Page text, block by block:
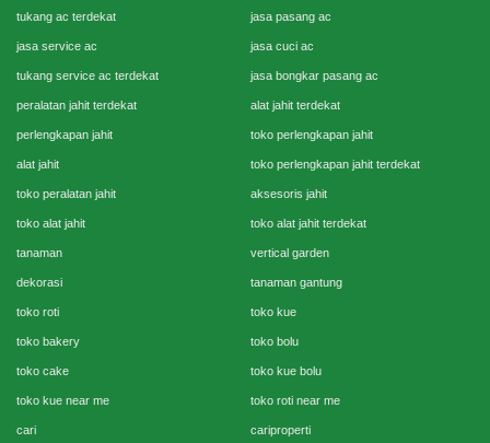
tukang ac terdekat jasa pasang ac
jasa service ac jasa cuci ac
tukang service ac terdekat jasa bongkar pasang ac
peralatan jahit terdekat alat jahit terdekat
perlengkapan jahit toko perlengkapan jahit
alat jahit toko perlengkapan jahit terdekat
toko peralatan jahit aksesoris jahit
toko alat jahit toko alat jahit terdekat
tanaman vertical garden
dekorasi tanaman gantung
toko roti toko kue
toko bakery toko bolu
toko cake toko kue bolu
toko kue near me toko roti near me
cari cariproperti